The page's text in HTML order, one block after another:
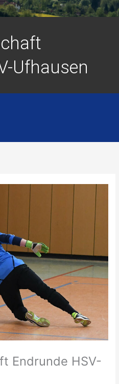
Ufhausen
Endrunde HSV-